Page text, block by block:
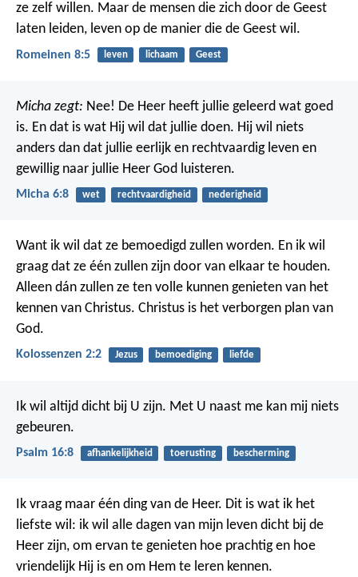
ze zelf willen. Maar de mensen die zich door de Geest
laten leiden, leven op de manier die de Geest wil.
Romeinen 8:5 leven lichaam Geest
Micha zegt: Nee! De Heer heeft jullie geleerd wat goed
is. En dat is wat Hij wil dat jullie doen. Hij wil niets
anders dan dat jullie eerlijk en rechtvaardig leven en
gewillig naar jullie Heer God luisteren.
Micha 6:8 wet rechtvaardigheid nederigheid
Want ik wil dat ze bemoedigd zullen worden. En ik wil
graag dat ze één zullen zijn door van elkaar te houden.
Alleen dán zullen ze ten volle kunnen genieten van het
kennen van Christus. Christus is het verborgen plan van
God.
Kolossenzen 2:2 Jezus bemoediging liefde
Ik wil altijd dicht bij U zijn. Met U naast me kan mij niets
gebeuren.
Psalm 16:8 afhankelijkheid toerusting bescherming
Ik vraag maar één ding van de Heer. Dit is wat ik het
liefste wil: ik wil alle dagen van mijn leven dicht bij de
Heer zijn, om ervan te genieten hoe prachtig en hoe
vriendelijk Hij is en om Hem te leren kennen.